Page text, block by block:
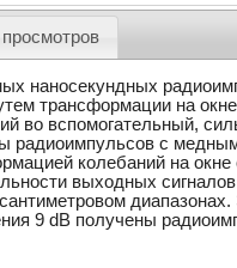
наносекундных
трансформации на
во вспомогательный,
радиоимпульсов с
колебаний на окне
выходных
9 dB получены